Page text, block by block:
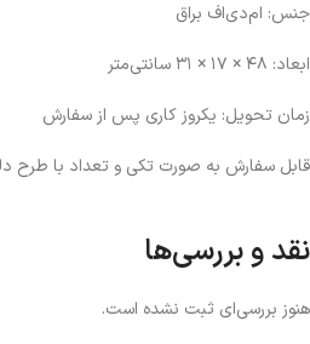
جنس: ام‌دی‌اف براق
ابعاد: ۴۸ × ۱۷ × ۳۱ سانتی‌متر
زمان تحویل: یکروز کاری پس از سفارش
قابل سفارش به صورت تکی و تعداد با طرح
نقد و بررسی‌ها
هنوز بررسی‌ای ثبت نشده است.